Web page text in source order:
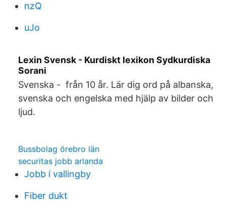
nzQ
uJo
Lexin Svensk - Kurdiskt lexikon Sydkurdiska
Sorani
Svenska - från 10 år. Lär dig ord på albanska,
svenska och engelska med hjälp av bilder och
ljud.
Bussbolag örebro län
securitas jobb arlanda
Jobb i vallingby
Fiber dukt